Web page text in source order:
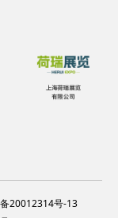
20012314号-13